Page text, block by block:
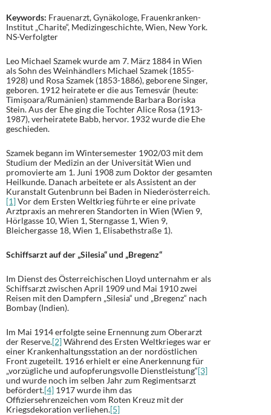
Keywords: Frauenarzt, Gynäkologe, Frauenkranken-
Institut „Charite“, Medizingeschichte, Wien, New York.
NS-Verfolgter
Leo Michael Szamek wurde am 7. März 1884 in Wien
als Sohn des Weinhändlers Michael Szamek (1855-
1928) und Rosa Szamek (1853-1886), geborene Singer,
geboren. 1912 heiratete er die aus Temesvár (heute:
Timișoara/Rumänien) stammende Barbara Boriska
Stein. Aus der Ehe ging die Tochter Alice Rosa (1913-
1987), verheiratete Babb, hervor. 1932 wurde die Ehe
geschieden.
Szamek begann im Wintersemester 1902/03 mit dem
Studium der Medizin an der Universität Wien und
promovierte am 1. Juni 1908 zum Doktor der gesamten
Heilkunde. Danach arbeitete er als Assistent an der
Kuranstalt Gutenbrunn bei Baden in Niederösterreich.
[1]Vor dem Ersten Weltkrieg führte er eine private
Arztpraxis an mehreren Standorten in Wien (Wien 9,
Hörlgasse 10, Wien 1, Sterngasse 1, Wien 9,
Bleichergasse 18, Wien 1, Elisabethstraße 1).
Schiffsarzt auf der „Silesia“ und „Bregenz“
Im Dienst des Österreichischen Lloyd unternahm er als
Schiffsarzt zwischen April 1909 und Mai 1910 zwei
Reisen mit den Dampfern „Silesia“ und „Bregenz“ nach
Bombay (Indien).
Im Mai 1914 erfolgte seine Ernennung zum Oberarzt
der Reserve.[2]Während des Ersten Weltkrieges war er
einer Krankenhaltungsstation an der nordöstlichen
Front zugeteilt. 1916 erhielt er eine Anerkennung für
„vorzügliche und aufopferungsvolle Dienstleistung“[3]
und wurde noch im selben Jahr zum Regimentsarzt
befördert.[4] 1917 wurde ihm das
Offiziersehrenzeichen vom Roten Kreuz mit der
Kriegsdekoration verliehen.[5]